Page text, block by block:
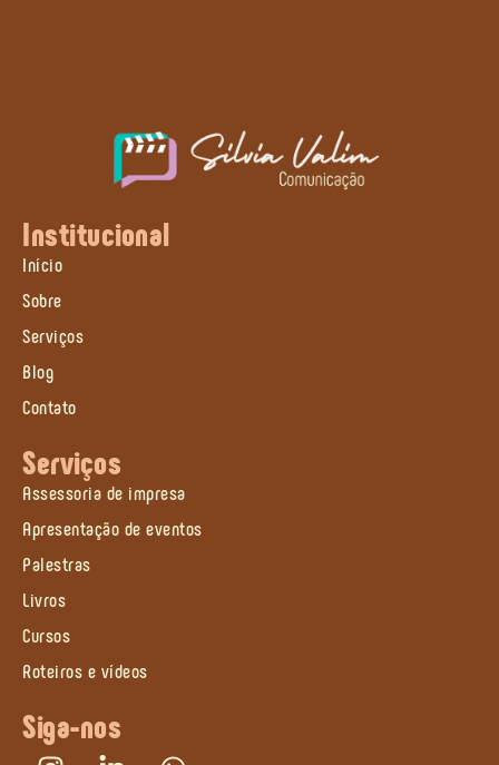
Institucional
Início
Sobre
Serviços
Blog
Contato
Serviços
Assessoria de impresa
Apresentação de eventos
Palestras
Livros
Cursos
Roteiros e vídeos
Siga-nos